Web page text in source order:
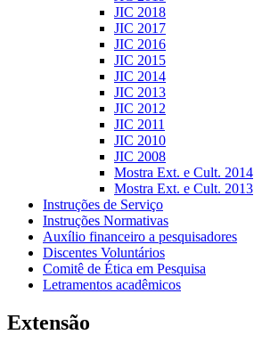
JIC 2018
JIC 2017
JIC 2016
JIC 2015
JIC 2014
JIC 2013
JIC 2012
JIC 2011
JIC 2010
JIC 2008
Mostra Ext. e Cult. 2014
Mostra Ext. e Cult. 2013
Instruções de Serviço
Instruções Normativas
Auxílio financeiro a pesquisadores
Discentes Voluntários
Comitê de Ética em Pesquisa
Letramentos acadêmicos
Extensão